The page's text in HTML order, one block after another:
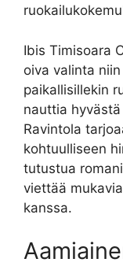
Ibis Timisoara
oiva valinta
paikallisillekin
nauttia
Ravintola
kohtuulliseen
tutustua
viettää
kanssa.